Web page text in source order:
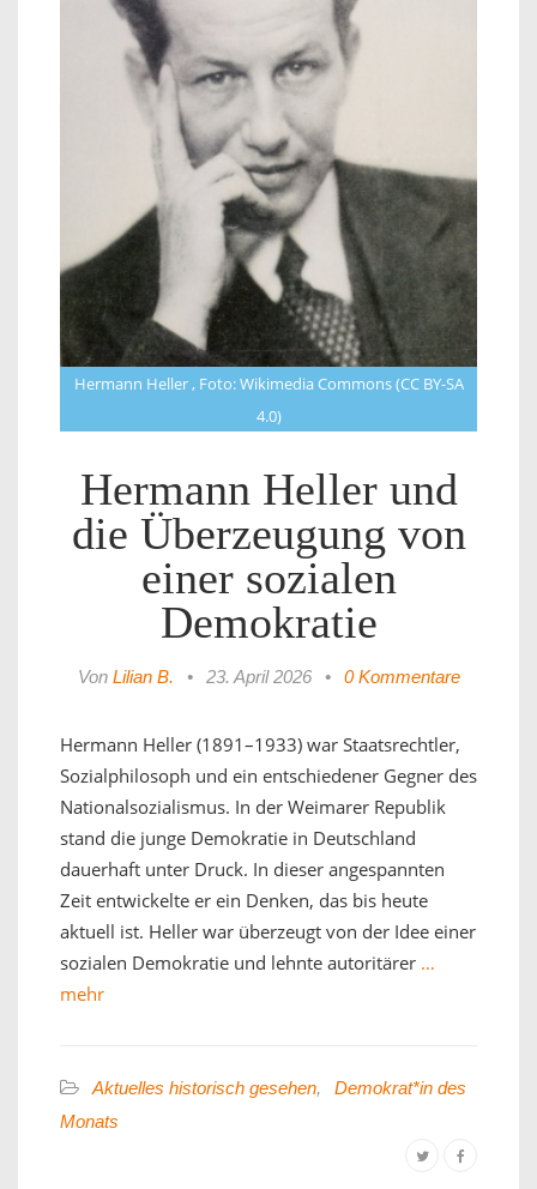
Hermann Heller , Foto: Wikimedia Commons (CC BY-SA
4.0)
Hermann Heller und
die Überzeugung von
einer sozialen
Demokratie
Von Lilian B. • 23. April 2026 • 0 Kommentare
Hermann Heller (1891–1933) war Staatsrechtler,
Sozialphilosoph und ein entschiedener Gegner des
Nationalsozialismus. In der Weimarer Republik
stand die junge Demokratie in Deutschland
dauerhaft unter Druck. In dieser angespannten
Zeit entwickelte er ein Denken, das bis heute
aktuell ist. Heller war überzeugt von der Idee einer
sozialen Demokratie und lehnte autoritärer …
mehr
Aktuelles historisch gesehen,
Demokrat*in des
Monats